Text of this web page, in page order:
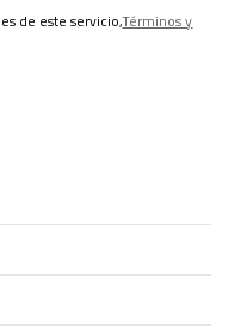
de este servicio,Términos y